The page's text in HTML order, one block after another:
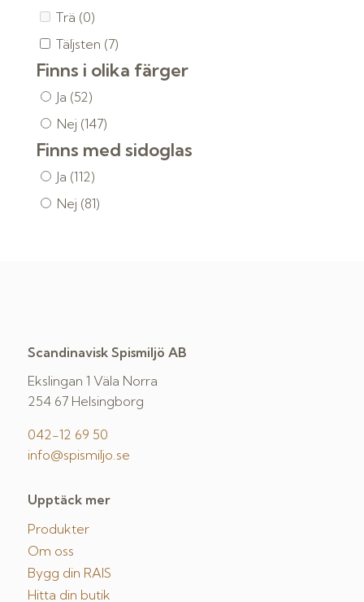
Trä (0)
Täljsten (7)
Finns i olika färger
Ja (52)
Nej (147)
Finns med sidoglas
Ja (112)
Nej (81)
Scandinavisk Spismiljö AB
Ekslingan 1 Väla Norra
254 67 Helsingborg
042-12 69 50
info@spismiljo.se
Upptäck mer
Produkter
Om oss
Bygg din RAIS
Hitta din butik